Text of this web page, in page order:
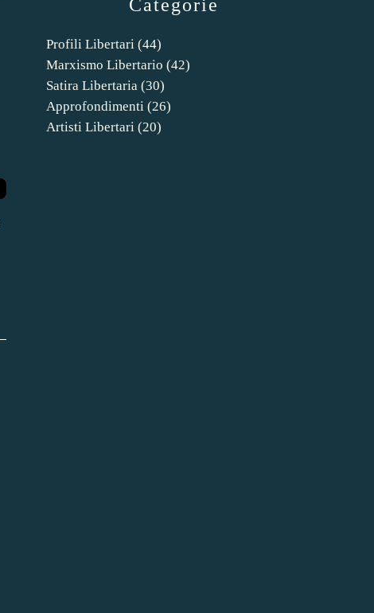
Categorie
Profili Libertari (44)
Marxismo Libertario (42)
Satira Libertaria (30)
Approfondimenti (26)
Artisti Libertari (20)